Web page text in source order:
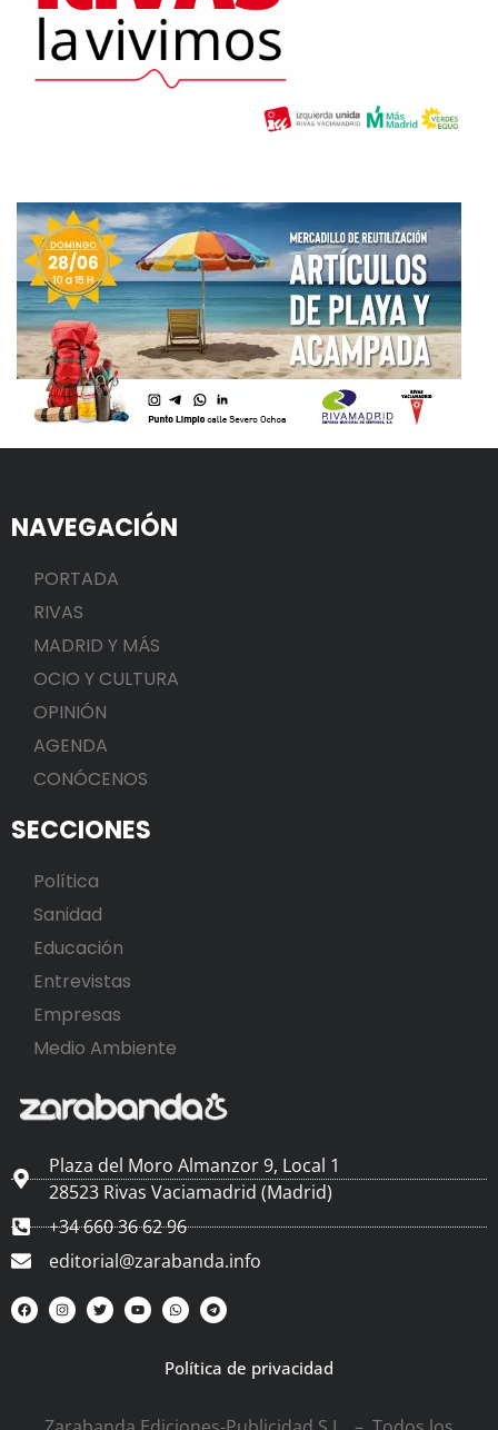
NAVEGACIÓN
PORTADA
RIVAS
MADRID Y MÁS
OCIO Y CULTURA
OPINIÓN
AGENDA
CONÓCENOS
SECCIONES
Política
Sanidad
Educación
Entrevistas
Empresas
Medio Ambiente
Plaza del Moro Almanzor 9, Local 1
28523 Rivas Vaciamadrid (Madrid)
+34 660 36 62 96
editorial@zarabanda.info
Política de privacidad